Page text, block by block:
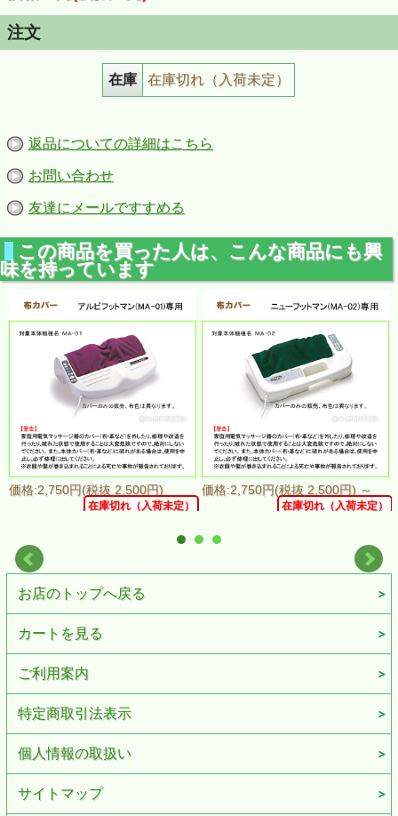
注文
在庫 在庫切れ（入荷未定）
返品についての詳細はこちら
お問い合わせ
友達にメールですすめる
この商品を買った人は、こんな商品にも興
味を持っています
価格:2,750円(税抜 2,500円)
在庫切れ（入荷未定）
価格:2,750円(税抜 2,500円) ～
在庫切れ（入荷未定）
お店のトップへ戻る
カートを見る
ご利用案内
特定商取引法表示
個人情報の取扱い
サイトマップ